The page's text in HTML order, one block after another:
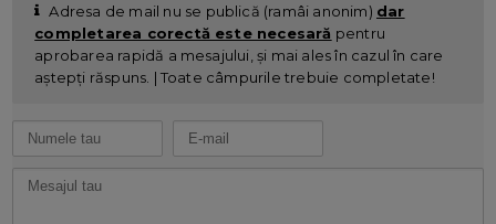
Adresa de mail nu se publică (ramâi anonim) dar
completarea corectă este necesară pentru
aprobarea rapidă a mesajului, și mai ales în cazul în care
aștepți răspuns. | Toate câmpurile trebuie completate!